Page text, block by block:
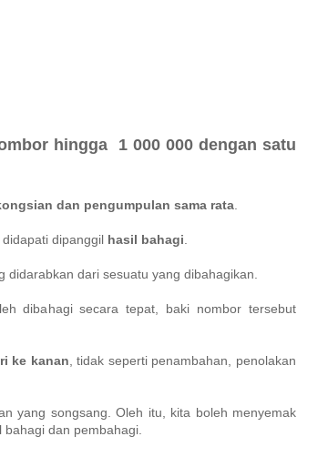
hingga 1 000 000 dengan satu
dan pengumpulan sama rata
dipanggil hasil bahagi
didarabkan dari sesuatu yang dibahagikan.
dibahagi secara tepat, baki nombor tersebut
ke kanan , tidak seperti penambahan, penolakan
yang songsang. Oleh itu, kita boleh menyemak
dan pembahagi.